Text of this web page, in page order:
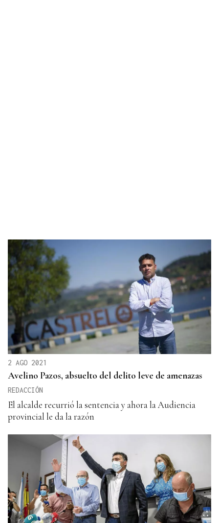
2 AGO 2021
Avelino Pazos, absuelto del delito leve de amenazas
REDACCIÓN
El alcalde recurrió la sentencia y ahora la Audiencia
provincial le da la razón